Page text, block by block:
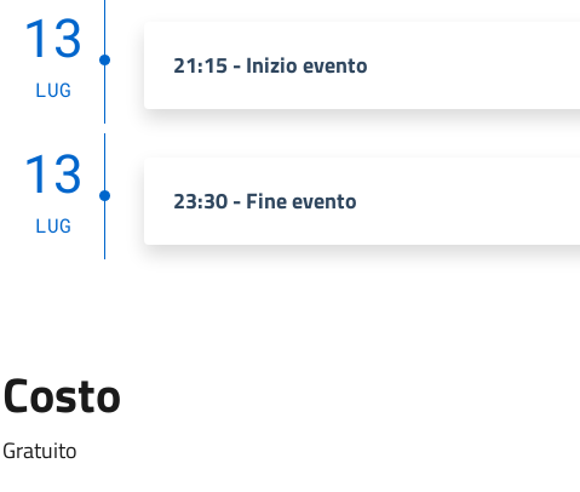
13
LUG
21:15 - Inizio evento
13
LUG
23:30 - Fine evento
Costo
Gratuito